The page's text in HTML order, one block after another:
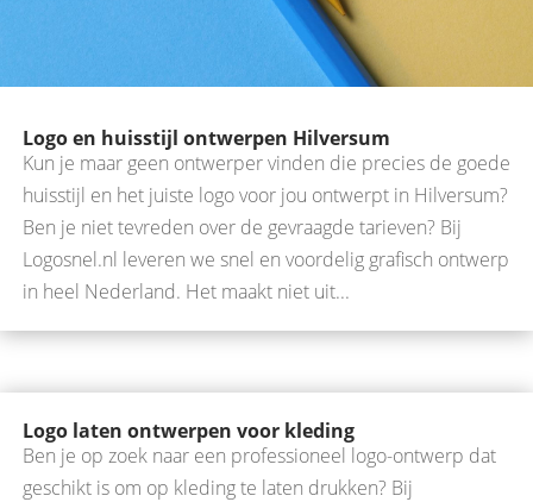
Logo en huisstijl ontwerpen Hilversum
Kun je maar geen ontwerper vinden die precies de goede
huisstijl en het juiste logo voor jou ontwerpt in Hilversum?
Ben je niet tevreden over de gevraagde tarieven? Bij
Logosnel.nl leveren we snel en voordelig grafisch ontwerp
in heel Nederland. Het maakt niet uit...
Logo laten ontwerpen voor kleding
Ben je op zoek naar een professioneel logo-ontwerp dat
geschikt is om op kleding te laten drukken? Bij